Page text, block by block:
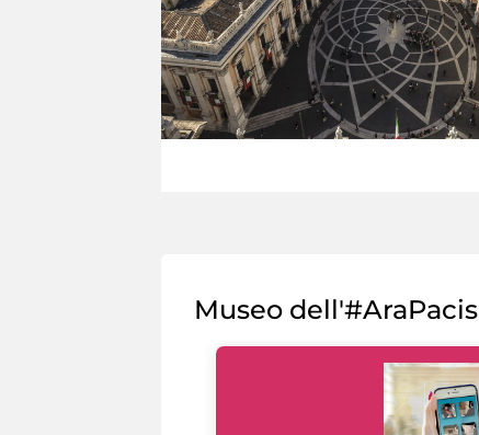
Museo dell'#AraPacis